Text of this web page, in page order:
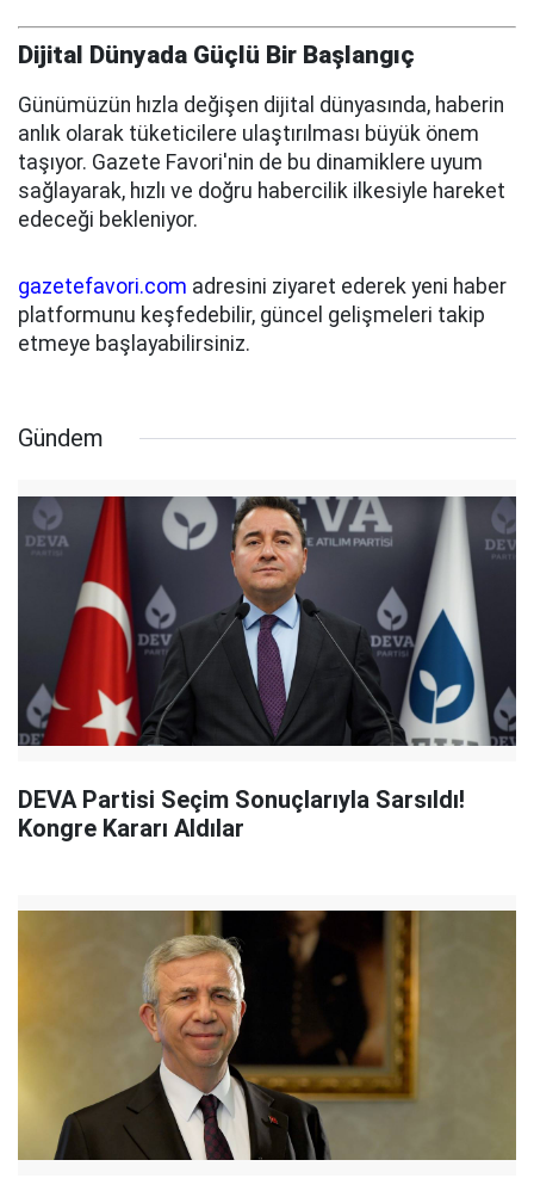
Dijital Dünyada Güçlü Bir Başlangıç
Günümüzün hızla değişen dijital dünyasında, haberin
anlık olarak tüketicilere ulaştırılması büyük önem
taşıyor. Gazete Favori'nin de bu dinamiklere uyum
sağlayarak, hızlı ve doğru habercilik ilkesiyle hareket
edeceği bekleniyor.
gazetefavori.com adresini ziyaret ederek yeni haber
platformunu keşfedebilir, güncel gelişmeleri takip
etmeye başlayabilirsiniz.
Gündem
DEVA Partisi Seçim Sonuçlarıyla Sarsıldı!
Kongre Kararı Aldılar